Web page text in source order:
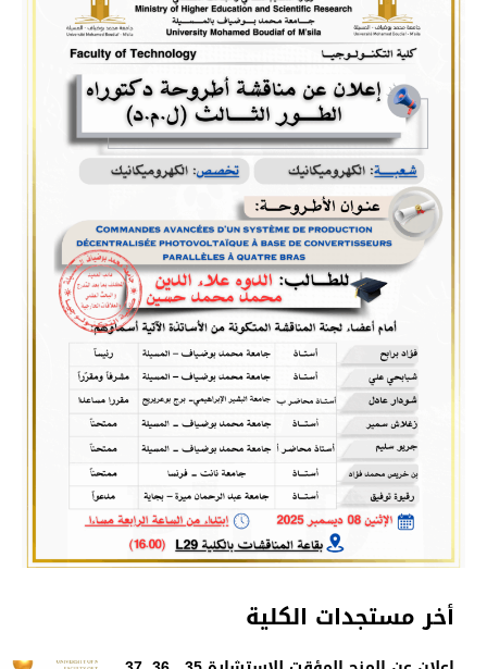
أخر مستجدات الكلية